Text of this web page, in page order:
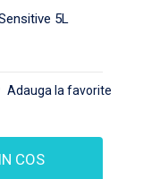
5L
Adauga la favorite
COS